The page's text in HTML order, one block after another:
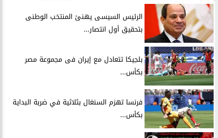
الرئيس السيسى يهنئ المنتخب الوطنى
بتحقيق أول انتصار...
بلجيكا تتعادل مع إيران فى مجموعة مصر
بكأس...
فرنسا تهزم السنغال بثلاثية في ضربة البداية
بكأس...